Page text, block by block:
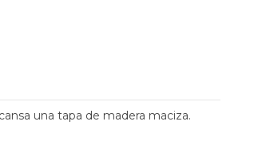
una tapa de madera maciza.